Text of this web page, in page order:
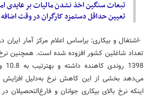
تبعات سنگین اخذ نشدن مالیات بر عایدی
تعیین حداقل دستمزد کارگران در وقت اضافه
تعداد شاغلین کشور افزوده شده است. همچنین
می‌دهد بخشی از این کاهش نرخ به‌دلیل
اینکه نرخ بالای بیکاری جوانان و